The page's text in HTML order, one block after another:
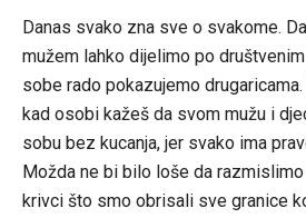
Danas svako zna sve o svakome.
mužem lahko dijelimo po
sobe rado pokazujemo
kad osobi kažeš da svom mužu i
sobu bez kucanja, jer svako ima
Možda ne bi bilo loše da
krivci što smo obrisali sve granice